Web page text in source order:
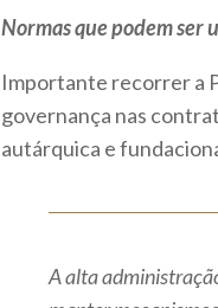
Normas que podem ser
Importante recorrer a
governança nas
autárquica e
A alta